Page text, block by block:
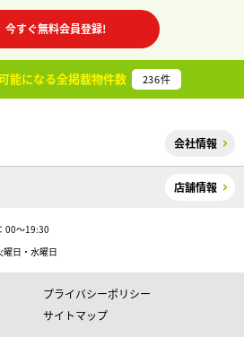
今すぐ無料会員登録!
能になる全掲載物件数 236件
会社情報
店舗情報
00～19:30
日・水曜日
プライバシーポリシー
サイトマップ